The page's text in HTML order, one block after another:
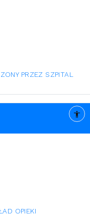
PRZEZ SZPITAL
OPIEKI